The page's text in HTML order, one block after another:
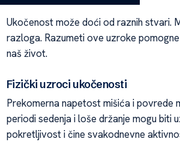
Ukočenost može doći od raznih stvari.
razloga. Razumeti ove uzroke
naš život.
Fizički uzroci ukočenosti
Prekomerna napetost mišića i povrede
periodi sedenja i loše držanje mogu biti
pokretljivost i čine svakodnevne